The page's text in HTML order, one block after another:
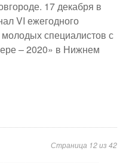
17 декабря в
VI ежегодного
молодых специалистов с
– 2020» в Нижнем
Страница 12 из 42